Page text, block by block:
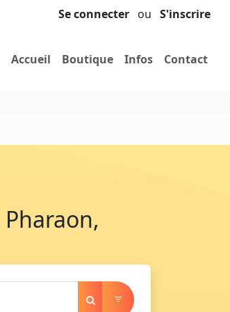
Se connecter ou S'inscrire
Accueil Boutique Infos Contact